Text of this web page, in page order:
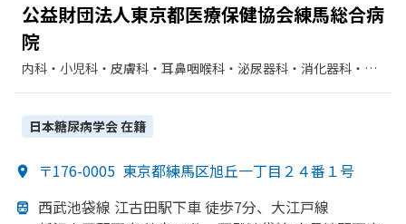
公益財団法人東京都医療保健協会練馬総合病
院
内科・​小児科・​皮膚科・​耳鼻咽喉科・​泌尿器科・​消化器科・​循
急科
日本糖尿病学会在籍
〒176-0005 東京都練馬区旭丘一丁目２４番１号
西武池袋線 江古田駅下車 徒歩7分、 大江戸線